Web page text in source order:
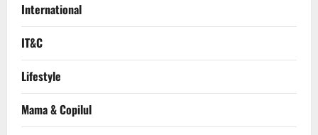
International
IT&C
Lifestyle
Mama & Copilul